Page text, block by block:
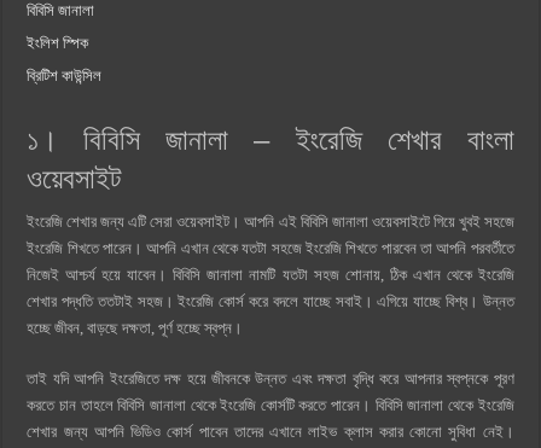
বিবিসি জানালা
ইংলিশ স্পিক
ব্রিটিশ কাউন্সিল
১। বিবিসি জানালা – ইংরেজি শেখার বাংলা
ওয়েবসাইট
ইংরেজি শেখার জন্য এটি সেরা ওয়েবসাইট। আপনি এই বিবিসি জানালা ওয়েবসাইটে গিয়ে খুবই সহজে
ইংরেজি শিখতে পারেন। আপনি এখান থেকে যতটা সহজে ইংরেজি শিখতে পারবেন তা আপনি পরবর্তীতে
নিজেই আশ্চর্য হয়ে যাবেন। বিবিসি জানালা নামটি যতটা সহজ শোনায়, ঠিক এখান থেকে ইংরেজি
শেখার পদ্ধতি ততটাই সহজ। ইংরেজি কোর্স করে বদলে যাচ্ছে সবাই। এগিয়ে যাচ্ছে বিশ্ব। উন্নত
হচ্ছে জীবন, বাড়ছে দক্ষতা, পূর্ণ হচ্ছে স্বপ্ন।
তাই যদি আপনি ইংরেজিতে দক্ষ হয়ে জীবনকে উন্নত এবং দক্ষতা বৃদ্ধি করে আপনার স্বপ্নকে পূরণ
করতে চান তাহলে বিবিসি জানালা থেকে ইংরেজি কোর্সটি করতে পারেন। বিবিসি জানালা থেকে ইংরেজি
শেখার জন্য আপনি ভিডিও কোর্স পাবেন তাদের এখানে লাইভ ক্লাস করার কোনো সুবিধা নেই।